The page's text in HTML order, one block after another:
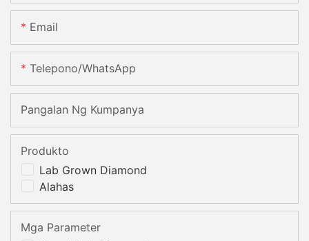
Email
Telepono/WhatsApp
Pangalan Ng Kumpanya
Lab Grown Diamond
Alahas
Produkto
Mga Parameter